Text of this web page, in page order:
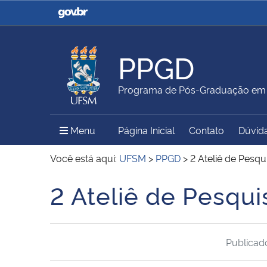
Casa Civil
Ministério da Justiça e
Ministério da Agricultura,
Pecuária e Abastecimento
Ministério da Educação
Ministério do Meio Ambiente Ministério do Turismo
Secretaria de Governo
Gabinete de Segurança
PPGD
Programa de Pós-Graduação
Menu Menu Principal do Sítio
Página Inicial Contato
Você está aqui: UFSM > PPGD >2 Ateliê de
Início do conteúdo
2 Ateliê de